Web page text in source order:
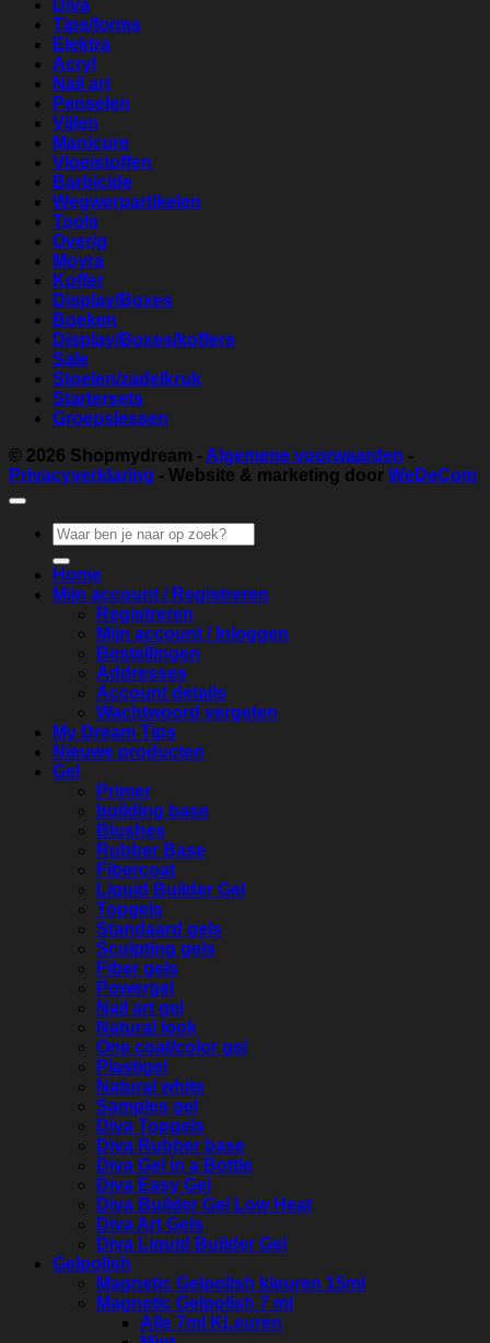
Diva
Tips/forms
Elektra
Acryl
Nail art
Penselen
Vijlen
Manicure
Vloeistoffen
Barbicide
Wegwerpartikelen
Tools
Overig
Moyra
Koffer
Display/Boxes
Boeken
Display/Boxes/koffers
Sale
Stoelen/zadelkruk
Startersets
Groepslessen
© 2026 Shopmydream - Algemene voorwaarden -
Privacyverklaring - Website & marketing door WeDeCom
Zoeken
naar:
Home
Mijn account / Registreren
Registreren
Mijn account / Inloggen
Bestellingen
Addresses
Account details
Wachtwoord vergeten
My Dream Tips
Nieuwe producten
Gel
Primer
building base
Blushes
Rubber Base
Fibercoat
Liquid Builder Gel
Topgels
Standaard gels
Sculpting gels
Fiber gels
Powergel
Nail art gel
Natural look
One coat/color gel
Plastigel
Natural white
Samples gel
Diva Topgels
Diva Rubber base
Diva Gel in a Bottle
Diva Easy Gel
Diva Builder Gel Low Heat
Diva Art Gels
Diva Liquid Builder Gel
Gelpolish
Magnetic Gelpolish kleuren 15ml
Magnetic Gelpolish 7 ml
Alle 7ml KLeuren